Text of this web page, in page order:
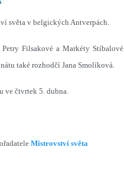
světa v belgických Antverpách.
Filsakové a Markéty Stíbalové
také rozhodčí Jana Smolíková.
ve čtvrtek 5. dubna.
Mistrovství světa